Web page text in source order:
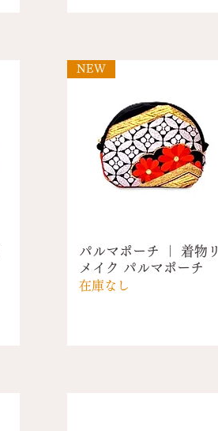
NEW
パルマポーチ ｜ 着物リ
メイク パルマポーチ
在庫なし